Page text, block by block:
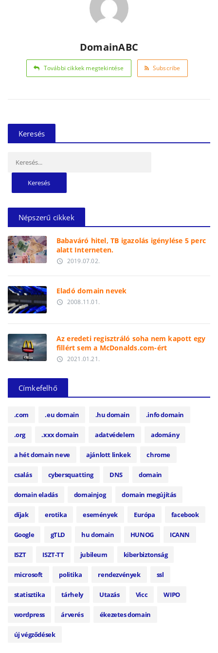
DomainABC
További cikkek megtekintése Subscribe
Keresés
Népszerű cikkek
Babaváró hitel, TB igazolás igénylése 5 perc
alatt Interneten.
access_time 2019.07.02.
Eladó domain nevek
access_time 2008.11.01.
Az eredeti regisztráló soha nem kapott egy
fillért sem a McDonalds.com-ért
access_time 2021.01.21.
Címkefelhő
.com .eu domain .hu domain .info domain
.org .xxx domain adatvédelem adomány
a hét domain neve ajánlott linkek chrome
csalás cybersquatting DNS domain
domain eladás domainjog domain megújítás
díjak erotika események Európa facebook
Google gTLD hu domain HUNOG ICANN
ISZT ISZT-TT jubileum kiberbiztonság
microsoft politika rendezvények ssl
statisztika tárhely Utazás Vicc WIPO
wordpress árverés ékezetes domain
új végződések